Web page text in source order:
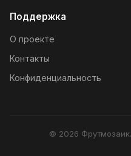
Поддержка
О проекте
Контакты
Конфиденциальность
© 2026